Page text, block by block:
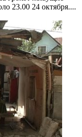
23.00 24 октября....